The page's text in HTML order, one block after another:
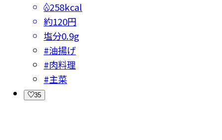
258kcal
約120円
塩分0.9g
#油揚げ
#肉料理
#主菜
35